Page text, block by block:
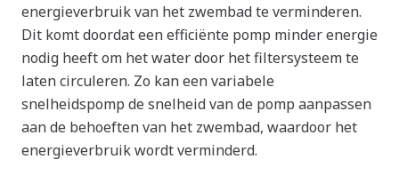
energieverbruik van het zwembad te verminderen.
Dit komt doordat een efficiënte pomp minder energie
nodig heeft om het water door het filtersysteem te
laten circuleren. Zo kan een variabele
snelheidspomp de snelheid van de pomp aanpassen
aan de behoeften van het zwembad, waardoor het
energieverbruik wordt verminderd.